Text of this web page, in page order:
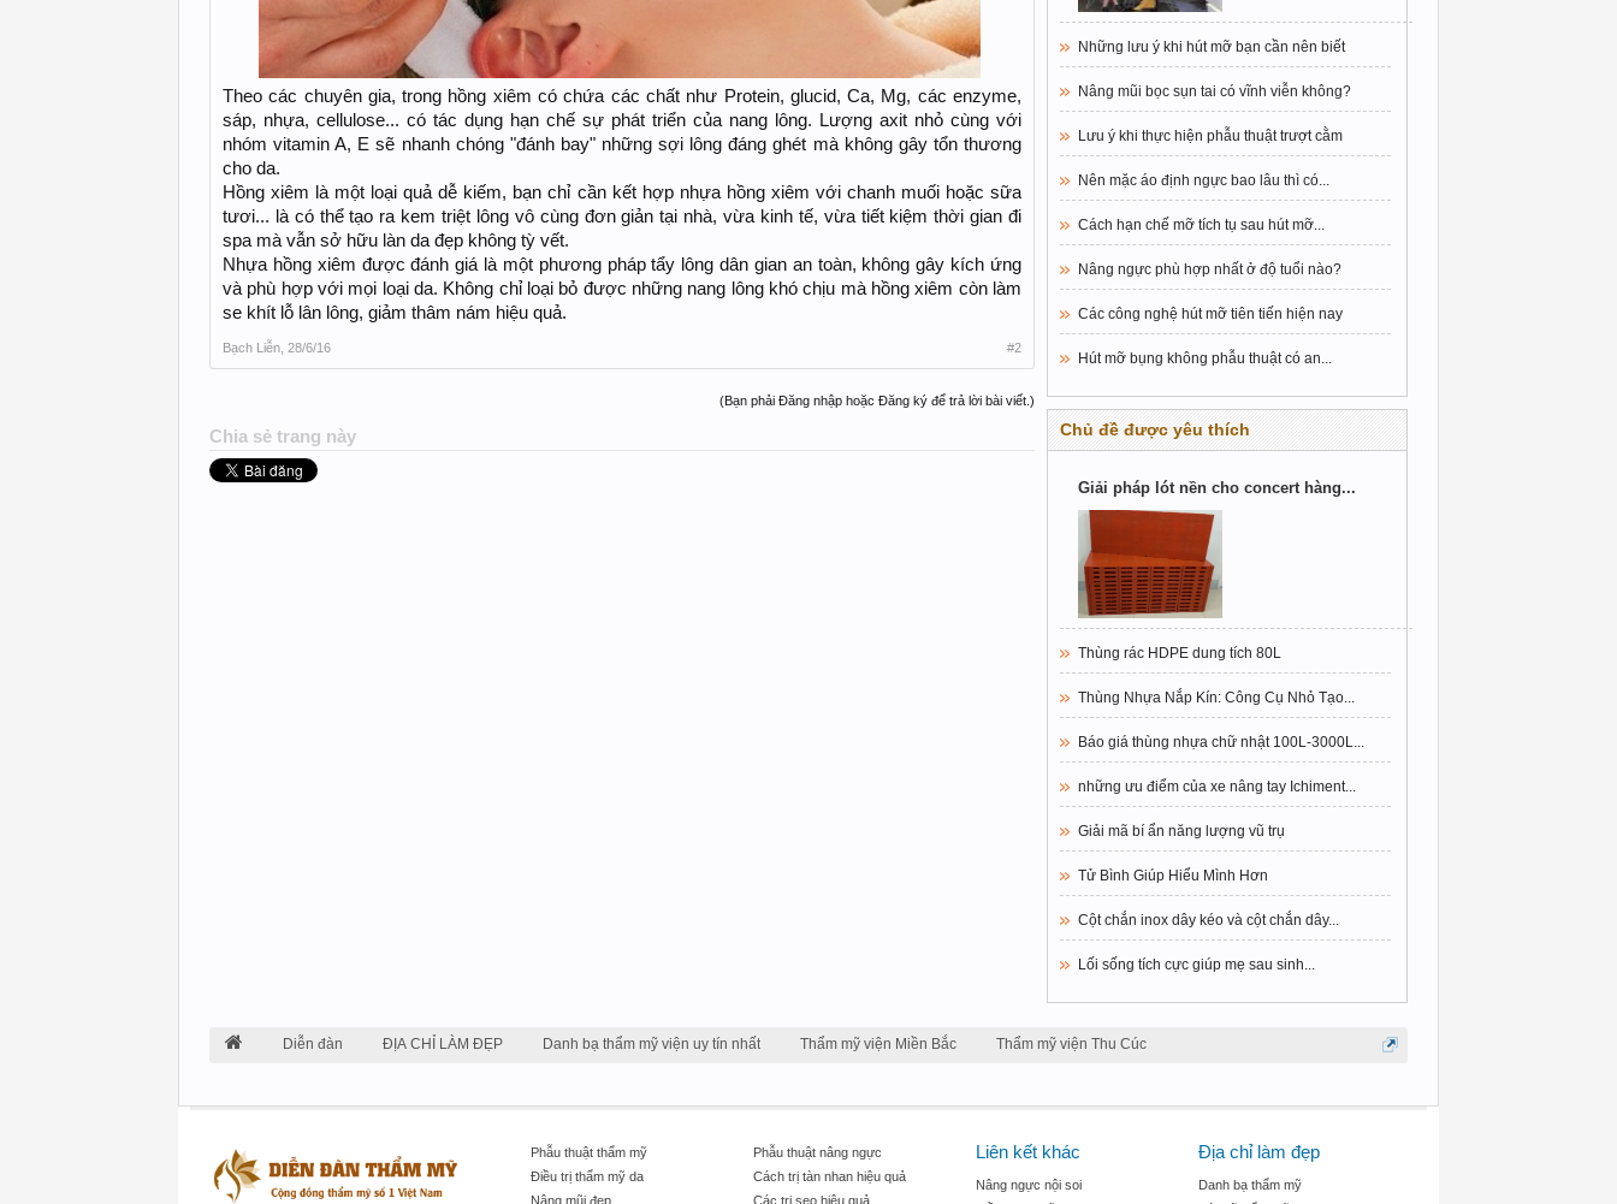
Theo các chuyên gia, trong hồng xiêm có chứa các chất như Protein, glucid, Ca, Mg, các enzyme,
sáp, nhựa, cellulose... có tác dụng hạn chế sự phát triển của nang lông. Lượng axit nhỏ cùng với
nhóm vitamin A, E sẽ nhanh chóng "đánh bay" những sợi lông đáng ghét mà không gây tổn thương
cho da.
Hồng xiêm là một loại quả dễ kiếm, bạn chỉ cần kết hợp nhựa hồng xiêm với chanh muối hoặc sữa
tươi... là có thể tạo ra kem triệt lông vô cùng đơn giản tại nhà, vừa kinh tế, vừa tiết kiệm thời gian đi
spa mà vẫn sở hữu làn da đẹp không tỳ vết.
Nhựa hồng xiêm được đánh giá là một phương pháp tẩy lông dân gian an toàn, không gây kích ứng
và phù hợp với mọi loại da. Không chỉ loại bỏ được những nang lông khó chịu mà hồng xiêm còn làm
se khít lỗ lân lông, giảm thâm nám hiệu quả.
Bạch Liễn 28/6/16 #2
(Bạn phải Đăng nhập hoặc Đăng ký để trả lời bài viết.)
Chia sẻ trang này
Những lưu ý khi hút mỡ bạn cần nên biết
Nâng mũi bọc sụn tai có vĩnh viễn không?
Lưu ý khi thực hiện phẫu thuật trượt cằm
Nên mặc áo định ngực bao lâu thì có...
Cách hạn chế mỡ tích tụ sau hút mỡ...
Nâng ngực phù hợp nhất ở độ tuổi nào?
Các công nghệ hút mỡ tiên tiến hiện nay
Hút mỡ bụng không phẫu thuật có an...
Chủ đề được yêu thích
Giải pháp lót nền cho concert hàng...
Thùng rác HDPE dung tích 80L
Thùng Nhựa Nắp Kín: Công Cụ Nhỏ Tạo...
Báo giá thùng nhựa chữ nhật 100L-3000L...
những ưu điểm của xe nâng tay Ichiment...
Giải mã bí ẩn năng lượng vũ trụ
Tử Bình Giúp Hiểu Mình Hơn
Cột chắn inox dây kéo và cột chắn dây...
Lối sống tích cực giúp mẹ sau sinh...
Diễn đàn ĐỊA CHỈ LÀM ĐẸP Danh bạ thẩm mỹ viện uy tín nhất Thẩm mỹ viện Miền Bắc Thẩm mỹ viện Thu Cúc
Phẫu thuật thẩm mỹ
Điều trị thẩm mỹ da
Nâng mũi đẹp
Phẫu thuật nâng ngực
Cách trị tàn nhan hiệu quả
Các trị sẹo hiệu quả
Liên kết khác
Nâng ngực nội soi
Địa chỉ làm đẹp
Danh bạ thẩm mỹ